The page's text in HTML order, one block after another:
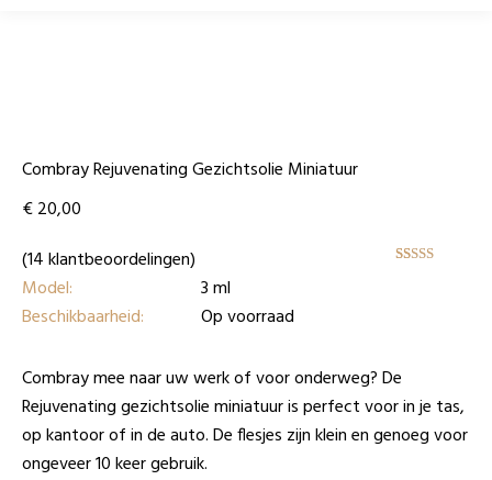
Combray Rejuvenating Gezichtsolie Miniatuur
€20,00
(14klantbeoordelingen)
Model:
3 ml
Beschikbaarheid:
Op voorraad
Combray mee naar uw werk of voor onderweg? De
Rejuvenating gezichtsolie miniatuur is perfect voor in je tas,
op kantoor of in de auto. De flesjes zijn klein en genoeg voor
ongeveer 10 keer gebruik.